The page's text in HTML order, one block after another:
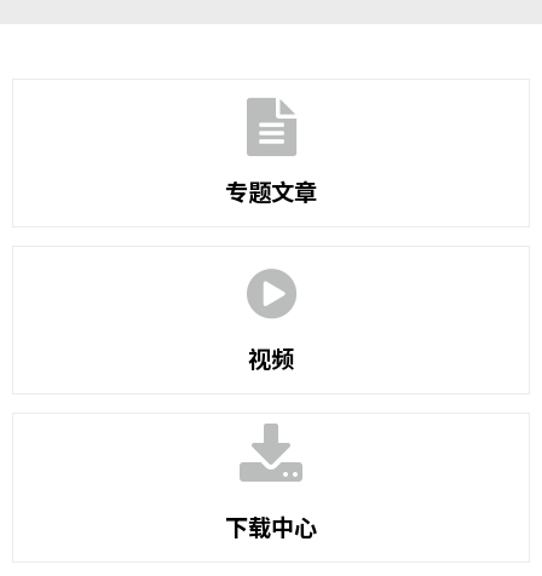
专题文章
视频
下载中心